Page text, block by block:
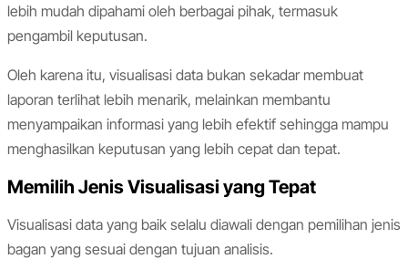
lebih mudah dipahami oleh berbagai pihak, termasuk
pengambil keputusan.
Oleh karena itu, visualisasi data bukan sekadar membuat
laporan terlihat lebih menarik, melainkan membantu
menyampaikan informasi yang lebih efektif sehingga mampu
menghasilkan keputusan yang lebih cepat dan tepat.
Memilih Jenis Visualisasi yang Tepat
Visualisasi data yang baik selalu diawali dengan pemilihan jenis
bagan yang sesuai dengan tujuan analisis.